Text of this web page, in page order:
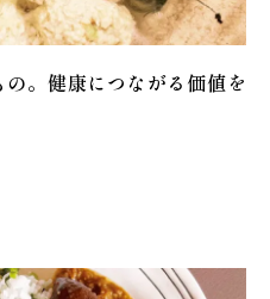
。健康につながる価値を